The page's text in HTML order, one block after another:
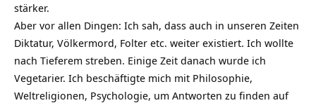
stärker.
Aber vor allen Dingen: Ich sah, dass auch in unseren Zeiten
Diktatur, Völkermord, Folter etc. weiter existiert. Ich wollte
nach Tieferem streben. Einige Zeit danach wurde ich
Vegetarier. Ich beschäftigte mich mit Philosophie,
Weltreligionen, Psychologie, um Antworten zu finden auf